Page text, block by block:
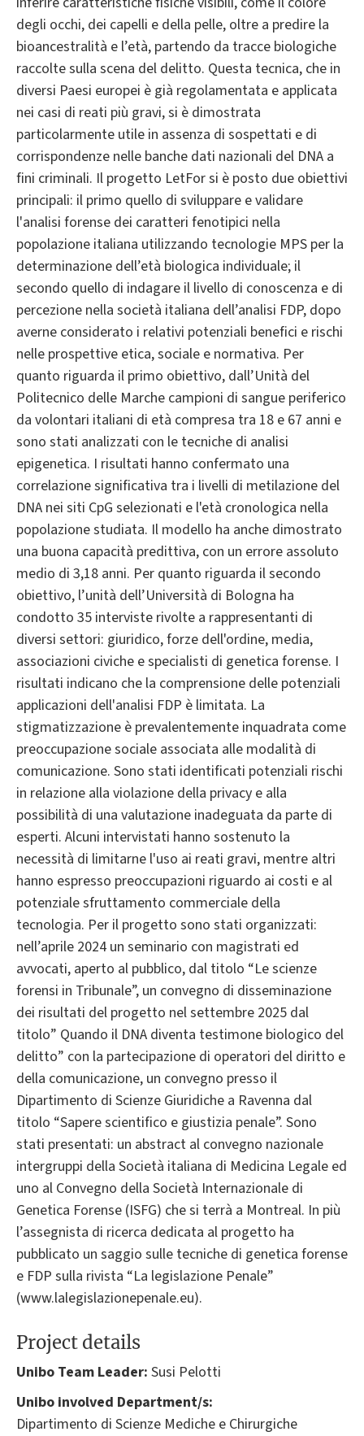
degli occhi, dei capelli e della pelle, oltre a predire la
bioancestralità e l’età, partendo da tracce biologiche
raccolte sulla scena del delitto. Questa tecnica, che in
diversi Paesi europei è già regolamentata e applicata
nei casi di reati più gravi, si è dimostrata
particolarmente utile in assenza di sospettati e di
corrispondenze nelle banche dati nazionali del DNA a
fini criminali. Il progetto LetFor si è posto due obiettivi
principali: il primo quello di sviluppare e validare
l'analisi forense dei caratteri fenotipici nella
popolazione italiana utilizzando tecnologie MPS per la
determinazione dell’età biologica individuale; il
secondo quello di indagare il livello di conoscenza e di
percezione nella società italiana dell’analisi FDP, dopo
averne considerato i relativi potenziali benefici e rischi
nelle prospettive etica, sociale e normativa. Per
quanto riguarda il primo obiettivo, dall’Unità del
Politecnico delle Marche campioni di sangue periferico
da volontari italiani di età compresa tra 18 e 67 anni e
sono stati analizzati con le tecniche di analisi
epigenetica. I risultati hanno confermato una
correlazione significativa tra i livelli di metilazione del
DNA nei siti CpG selezionati e l'età cronologica nella
popolazione studiata. Il modello ha anche dimostrato
una buona capacità predittiva, con un errore assoluto
medio di 3,18 anni. Per quanto riguarda il secondo
obiettivo, l’unità dell’Università di Bologna ha
condotto 35 interviste rivolte a rappresentanti di
diversi settori: giuridico, forze dell'ordine, media,
associazioni civiche e specialisti di genetica forense. I
risultati indicano che la comprensione delle potenziali
applicazioni dell'analisi FDP è limitata. La
stigmatizzazione è prevalentemente inquadrata come
preoccupazione sociale associata alle modalità di
comunicazione. Sono stati identificati potenziali rischi
in relazione alla violazione della privacy e alla
possibilità di una valutazione inadeguata da parte di
esperti. Alcuni intervistati hanno sostenuto la
necessità di limitarne l'uso ai reati gravi, mentre altri
hanno espresso preoccupazioni riguardo ai costi e al
potenziale sfruttamento commerciale della
tecnologia. Per il progetto sono stati organizzati:
nell’aprile 2024 un seminario con magistrati ed
avvocati, aperto al pubblico, dal titolo “Le scienze
forensi in Tribunale”, un convegno di disseminazione
dei risultati del progetto nel settembre 2025 dal
titolo” Quando il DNA diventa testimone biologico del
delitto” con la partecipazione di operatori del diritto e
della comunicazione, un convegno presso il
Dipartimento di Scienze Giuridiche a Ravenna dal
titolo “Sapere scientifico e giustizia penale”. Sono
stati presentati: un abstract al convegno nazionale
intergruppi della Società italiana di Medicina Legale ed
uno al Convegno della Società Internazionale di
Genetica Forense (ISFG) che si terrà a Montreal. In più
l’assegnista di ricerca dedicata al progetto ha
pubblicato un saggio sulle tecniche di genetica forense
e FDP sulla rivista “La legislazione Penale”
(www.lalegislazionepenale.eu).
Project details
Unibo Team Leader: Susi Pelotti
Unibo involved Department/s:
Dipartimento di Scienze Mediche e Chirurgiche